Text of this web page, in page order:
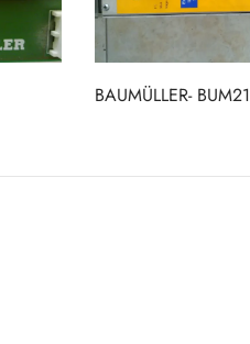
BAUMÜLLER- BUM21